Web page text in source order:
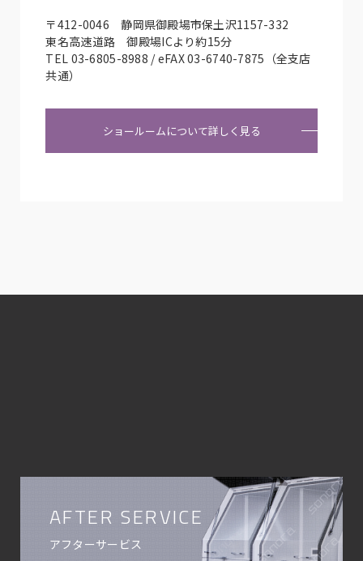
〒412-0046 静岡県御殿場市保土沢1157-332
東名高速道路 御殿場ICより約15分
TEL 03-6805-8988 / eFAX 03-6740-7875（全支店
共通）
ショールームについて詳しく見る
AFTER SERVICE
アフターサービス